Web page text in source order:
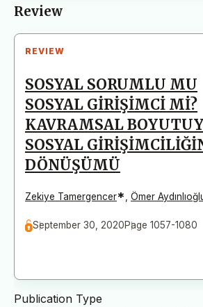
Review
REVIEW
SOSYAL SORUMLU MU
SOSYAL GİRİŞİMCİ Mİ?
KAVRAMSAL
SOSYAL
DÖNÜŞÜMÜ
Zekiye Tamergencer* Ömer
September 30, 2020Page 1057-1080
Publication Type